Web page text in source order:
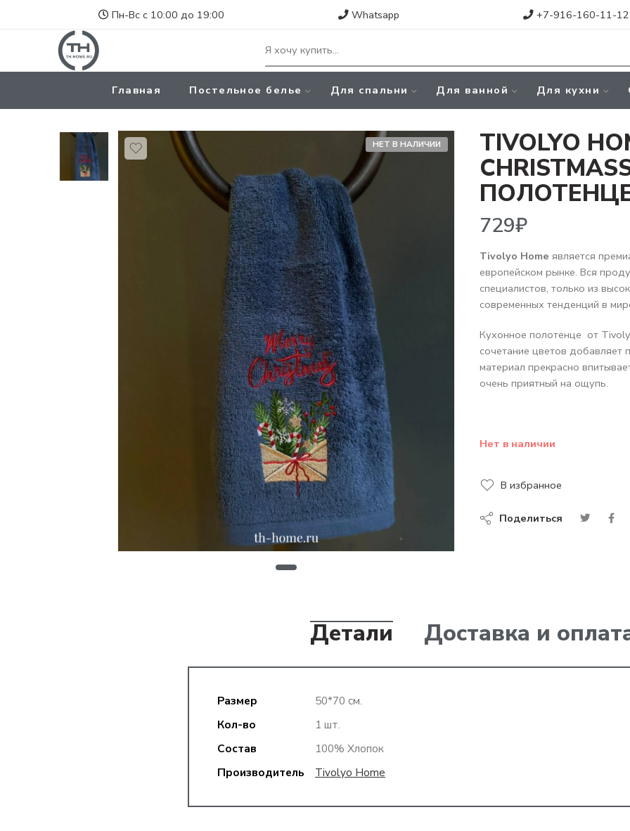
Пн-Вс с 10:00 до 19:00 Whatsapp +7-916-160-11-12
Главная Постельное белье Для спальни Для ванной Для кухни
НЕТ В НАЛИЧИИ TIVOLYO
Tivolyo Home является
европейском рынке. Вся
специалистов, только из
современных тенденций в
Кухонное полотенце от
сочетание цветов добавляет
материал прекрасно
очень приятный на ощупь.
Нет в наличии
В избранное
Поделиться
Детали Доставка и
Размер
50*70 см.
Кол-во
1 шт.
Состав
100% Хлопок
Производитель
Tivolyo Home